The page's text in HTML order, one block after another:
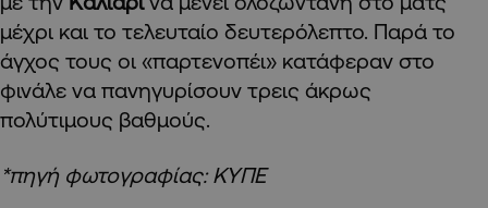
μέχρι και το τελευταίο δευτερόλεπτο. Παρά το
άγχος τους οι «παρτενοπέι» κατάφεραν στο
φινάλε να πανηγυρίσουν τρεις άκρως
πολύτιμους βαθμούς.
*πηγή φωτογραφίας: ΚΥΠΕ